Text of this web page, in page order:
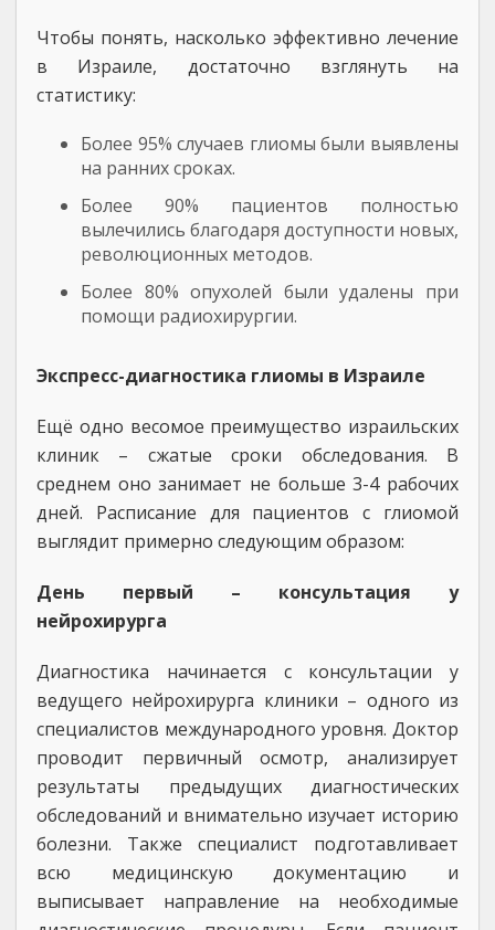
Чтобы понять, насколько эффективно лечение
в Израиле, достаточно взглянуть на
статистику:
Более 95% случаев глиомы были выявлены
на ранних сроках.
Более 90% пациентов полностью
вылечились благодаря доступности новых,
революционных методов.
Более 80% опухолей были удалены при
помощи радиохирургии.
Экспресс-диагностика глиомы в Израиле
Ещё одно весомое преимущество израильских
клиник – сжатые сроки обследования. В
среднем оно занимает не больше 3-4 рабочих
дней. Расписание для пациентов с глиомой
выглядит примерно следующим образом:
День первый – консультация у
нейрохирурга
Диагностика начинается с консультации у
ведущего нейрохирурга клиники – одного из
специалистов международного уровня. Доктор
проводит первичный осмотр, анализирует
результаты предыдущих диагностических
обследований и внимательно изучает историю
болезни. Также специалист подготавливает
всю медицинскую документацию и
выписывает направление на необходимые